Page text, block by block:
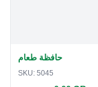
حافظة طعام
SKU: 5045